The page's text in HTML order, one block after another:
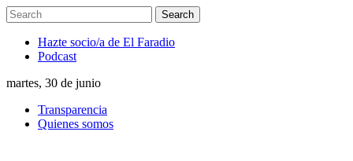
Hazte socio/a de El Faradio
Podcast
martes, 30 de junio
Transparencia
Quienes somos